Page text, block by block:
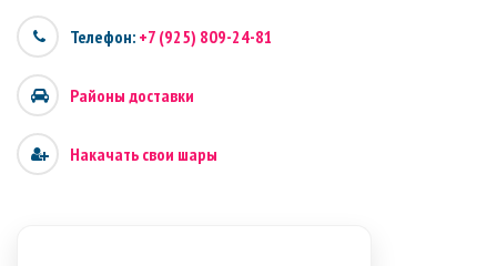
Телефон: +7 (925) 809-24-81
Районы доставки
Накачать свои шары